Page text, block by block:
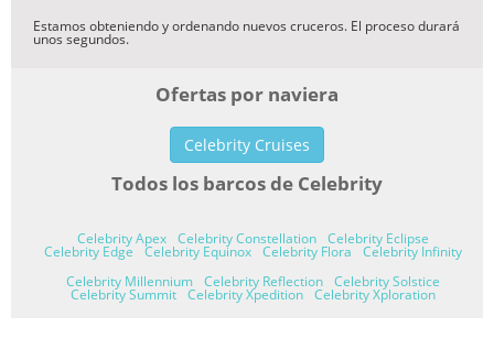
Estamos obteniendo y ordenando nuevos cruceros. El proceso durará
unos segundos.
Ofertas por naviera
Celebrity Cruises
Todos los barcos de Celebrity
Celebrity Apex Celebrity Constellation Celebrity Eclipse
Celebrity Edge Celebrity Equinox Celebrity Flora
Celebrity Infinity
Celebrity Millennium
Celebrity Reflection Celebrity Solstice
Celebrity Summit Celebrity Xpedition Celebrity Xploration